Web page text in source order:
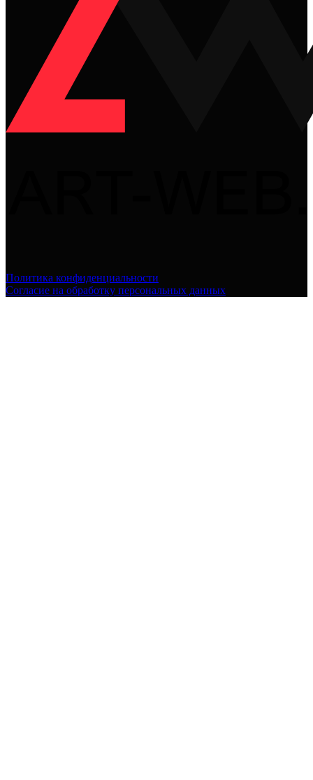
Политика конфиденциальности
Согласие на обработку персональных данных